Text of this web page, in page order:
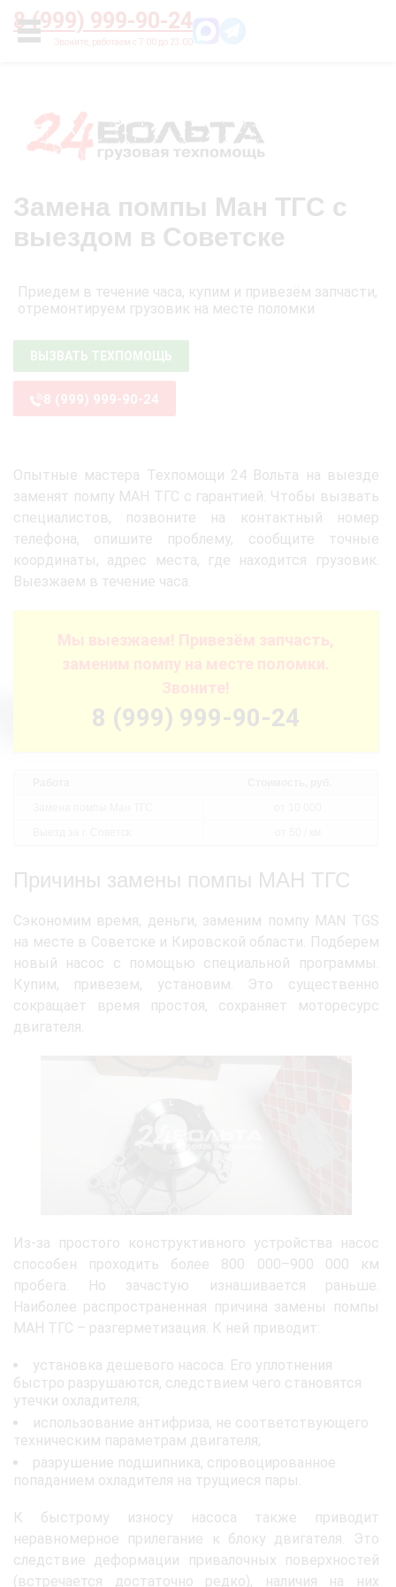
8 (999) 999-90-24
УСЛУГИ
Главная О нас Цены
Замена помпы Ман ТГС с
выездом в Советске
Приедем в течение часа, купим и привезём запчасти,
отремонтируем грузовик на месте поломки
ВЫЗВАТЬ ТЕХПОМОЩЬ
8 (999) 999-90-24
Опытные мастера Техпомощи 24 Вольта на выезде
заменят помпу МАН ТГС с гарантией. Чтобы вызвать
специалистов, позвоните на контактный номер
телефона, опишите проблему, сообщите точные
координаты, адрес места, где находится грузовик.
Выезжаем в течение часа.
Мы выезжаем! Привезём запчасть,
заменим помпу на месте поломки.
Звоните!
8 (999) 999-90-24
Причины замены помпы МАН ТГС
Сэкономим время, деньги, заменим помпу MAN TGS
на месте в Советске и Кировской области. Подберем
новый насос с помощью специальной программы.
Купим, привезем, установим. Это существенно
сокращает время простоя, сохраняет моторесурс
двигателя.
Из-за простого конструктивного устройства насос
способен проходить более 800 000–900 000 км
пробега. Но зачастую изнашивается раньше.
Наиболее распространенная причина замены помпы
МАН ТГС – разгерметизация. К ней приводит:
установка дешевого насоса. Его уплотнения
быстро разрушаются, следствием чего становятся
утечки охладителя;
использование антифриза, не соответствующего
техническим параметрам двигателя;
разрушение подшипника, спровоцированное
попаданием охладителя на трущиеся пары.
К быстрому износу насоса также приводит
неравномерное прилегание к блоку двигателя. Это
следствие деформации привалочных поверхностей
(встречается достаточно редко), наличия на них